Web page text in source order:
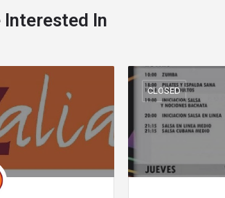
Interested In
CLOSED